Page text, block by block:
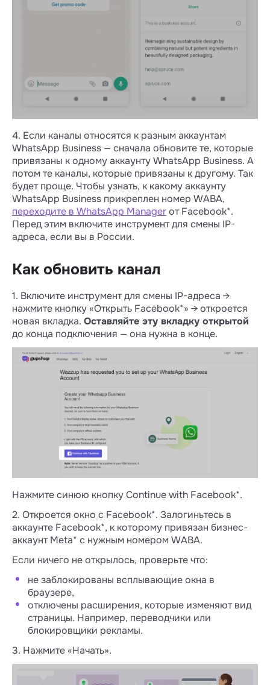
Компанию подтверждать тогда не нужно, но
Когда не общаетесь с клиентами, например
вечером после работы:
1. Включите инструмент для смены IP-
2. Нажмите на корзину в строке с номером,
который надо удалить.
После этого переходите в Wazzup,
нажимайте «Обновить» и действуйте по
инструкци
4. Если каналы относятся к разным аккаунтам
WhatsApp Business — сначала обновите те, которые
привязаны к одному аккаунту WhatsApp Business. А
потом те каналы, которые привязаны к другому. Так
будет проще. Чтобы узнать, к какому аккаунту
WhatsApp Business прикреплен номер WABA,
переходите в WhatsApp Managerот Facebook*.
Перед этим включите инструмент для смены IP-
адреса, если вы в России.
Как обновить канал
1. Включите инструмент для смены IP-адреса →
нажмите кнопку «Открыть Facebook*» → откроется
новая вкладка. Оставляйте эту вкладку открытой
до конца подключения — она нужна в конце.
Нажмите синюю кнопку Continue with Facebook*.
2. Откроется окно с Facebook*. Залогиньтесь в
аккаунте Facebook*, к которому привязан бизнес-
аккаунт Meta* с нужным номером WABA.
Если ничего не открылось, проверьте что:
не заблокированы всплывающие окна в
браузере,
отключены расширения, которые изменяют вид
страницы. Например, переводчики или
блокировщики рекламы.
3. Нажмите «Начать».